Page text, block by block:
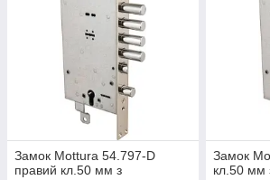
Замок Mottura 54.797-D
правий кл.50 мм з
Замок
кл.50 мм